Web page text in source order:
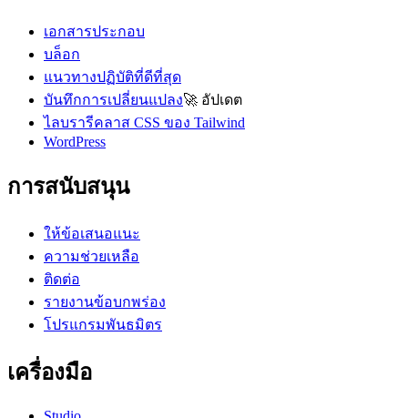
เอกสารประกอบ
บล็อก
แนวทางปฏิบัติที่ดีที่สุด
บันทึกการเปลี่ยนแปลง🚀 อัปเดต
ไลบรารีคลาส CSS ของ Tailwind
WordPress
การสนับสนุน
ให้ข้อเสนอแนะ
ความช่วยเหลือ
ติดต่อ
รายงานข้อบกพร่อง
โปรแกรมพันธมิตร
เครื่องมือ